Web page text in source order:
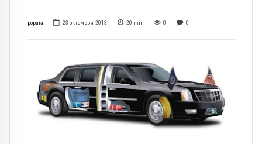
popara 23 октомври, 2013 20 min 0 0